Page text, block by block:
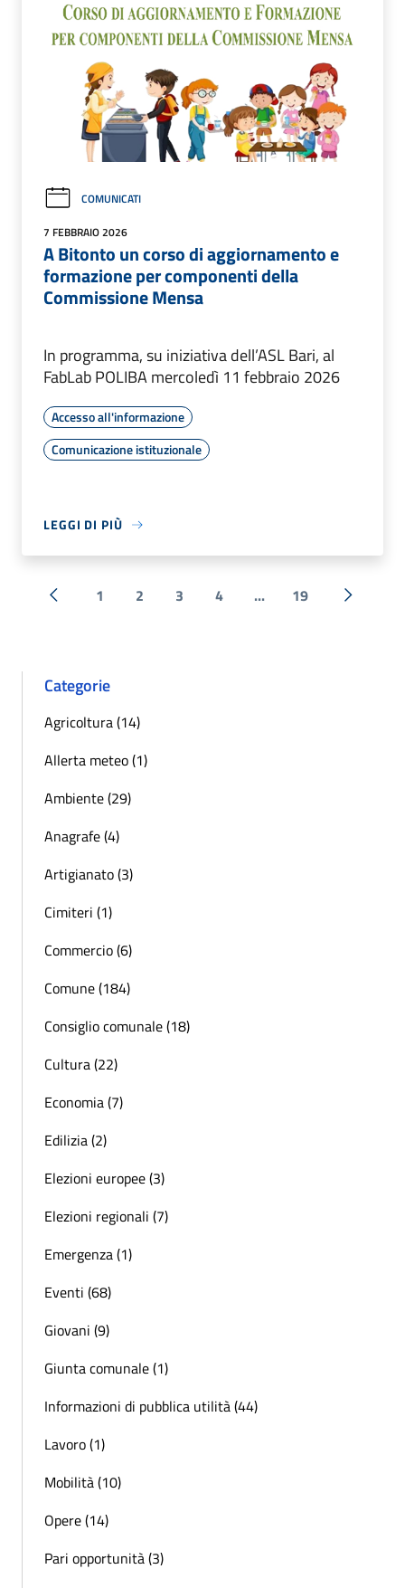
COMUNICATI
7 FEBBRAIO 2026
A Bitonto un corso di aggiornamento e
formazione per componenti della
Commissione Mensa
In programma, su iniziativa dell’ASL Bari, al
FabLab POLIBA mercoledì 11 febbraio 2026
Accesso all'informazione
Comunicazione istituzionale
LEGGI DI PIÙ
« Precedente
1 2 3 4 ... 19
Categorie
Agricoltura (14)
Allerta meteo (1)
Ambiente (29)
Anagrafe (4)
Artigianato (3)
Cimiteri (1)
Commercio (6)
Comune (184)
Consiglio comunale (18)
Cultura (22)
Economia (7)
Edilizia (2)
Elezioni europee (3)
Elezioni regionali (7)
Emergenza (1)
Eventi (68)
Giovani (9)
Giunta comunale (1)
Informazioni di pubblica utilità (44)
Lavoro (1)
Mobilità (10)
Opere (14)
Pari opportunità (3)